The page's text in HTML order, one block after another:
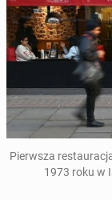
Pierw­sza
1973 roku w